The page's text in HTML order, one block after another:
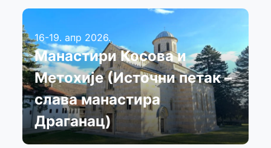
16-19. апр 2026.
Манастири Косова и
Метохије (Источни петак –
слава манастира
Драганац)